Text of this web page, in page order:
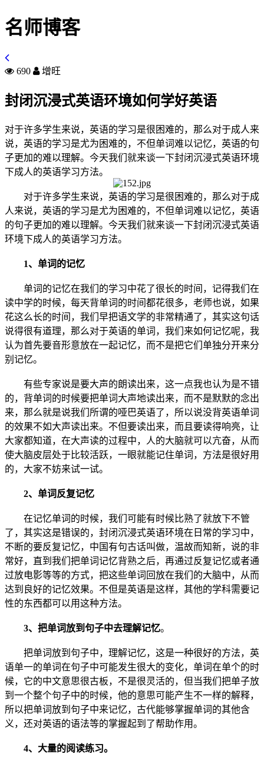
名师博客
690 增旺
封闭沉浸式英语环境如何学好英语
对于许多学生来说，英语的学习是很困难的，那么对于成人来
说，英语的学习是尤为困难的，不但单词难以记忆，英语的句
子更加的难以理解。今天我们就来谈一下封闭沉浸式英语环境
下成人的英语学习方法。
对于许多学生来说，英语的学习是很困难的，那么对于成
人来说，英语的学习是尤为困难的，不但单词难以记忆，英语
的句子更加的难以理解。今天我们就来谈一下封闭沉浸式英语
环境下成人的英语学习方法。
1、单词的记忆
单词的记忆在我们的学习中花了很长的时间，记得我们在
读中学的时候，每天背单词的时间都花很多，老师也说，如果
花这么长的时间，我们早把语文学的非常精通了，其实这句话
说得很有道理，那么对于英语的单词，我们来如何记忆呢，我
认为首先要音形意放在一起记忆，而不是把它们单独分开来分
别记忆。
有些专家说是要大声的朗读出来，这一点我也认为是不错
的，背单词的时候要把单词大声地读出来，而不是默默的念出
来，那么就是说我们所谓的哑巴英语了，所以说没背英语单词
的效果不如大声读出来。不但要读出来，而且要读得响亮，让
大家都知道，在大声读的过程中，人的大脑就可以亢奋，从而
使大脑皮层处于比较活跃，一眼就能记住单词，方法是很好用
的，大家不妨来试一试。
2、单词反复记忆
在记忆单词的时候，我们可能有时候比熟了就放下不管
了，其实这是错误的，封闭沉浸式英语环境在日常的学习中，
不断的要反复记忆，中国有句古话叫做，温故而知新，说的非
常好，直到我们把单词记忆背熟之后，再通过反复记忆或者通
过放电影等等的方式，把这些单词回放在我们的大脑中，从而
达到良好的记忆效果。不但是英语是这样，其他的学科需要记
性的东西都可以用这种方法。
3、把单词放到句子中去理解记忆。
把单词放到句子中，理解记忆，这是一种很好的方法，英
语单一的单词在句子中可能发生很大的变化，单词在单个的时
候，它的中文意思很古板，不是很灵活的，但当我们把单子放
到一个整个句子中的时候，他的意思可能产生不一样的解释，
所以把单词放到句子中来记忆，古代能够掌握单词的其他含
义，还对英语的语法等的掌握起到了帮助作用。
4、大量的阅读练习。